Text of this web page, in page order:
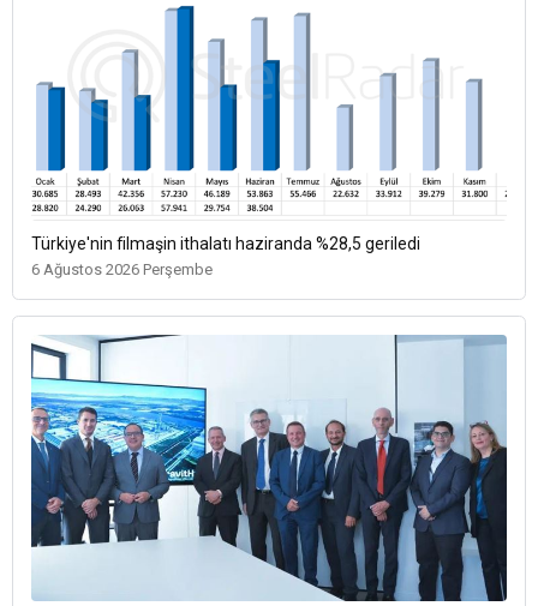
Türkiye'nin filmaşin ithalatı haziranda %28,5 geriledi
6 Ağustos 2026 Perşembe